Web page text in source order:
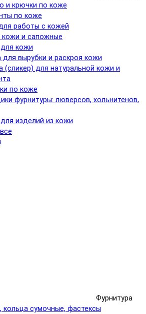
и крючки по коже
по коже
работы с кожей
и сапожные
кожи
для вырубки и раскроя кожи
(сликер) для натуральной кожи и
по коже
фурнитуры: люверсов, хольнитенов,
изделий из кожи
Фурнитура
кольца сумочные, фастексы